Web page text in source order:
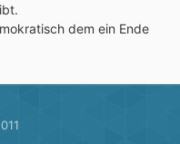
dem ein Ende